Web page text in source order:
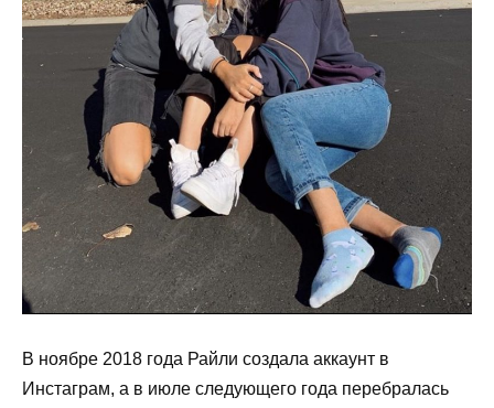
В ноябре 2018 года Райли создала аккаунт в
Инстаграм, а в июле следующего года перебралась